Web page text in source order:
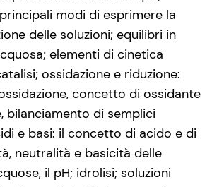
modi di esprimere la
delle soluzioni; equilibri in
elementi di cinetica
ossidazione e riduzione:
concetto di ossidante
bilanciamento di semplici
e basi: il concetto di acido e di
neutralità e basicità delle
il pH; idrolisi; soluzioni